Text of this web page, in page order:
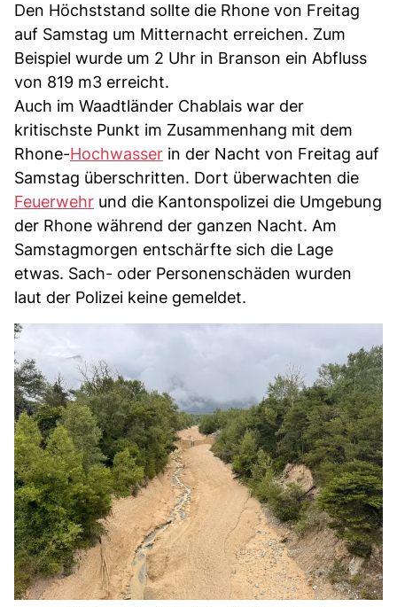
Den Höchststand sollte die Rhone von Freitag
auf Samstag um Mitternacht erreichen. Zum
Beispiel wurde um 2 Uhr in Branson ein Abfluss
von 819 m3 erreicht.
Auch im Waadtländer Chablais war der
kritischste Punkt im Zusammenhang mit dem
Rhone-Hochwasser in der Nacht von Freitag auf
Samstag überschritten. Dort überwachten die
Feuerwehr und die Kantonspolizei die Umgebung
der Rhone während der ganzen Nacht. Am
Samstagmorgen entschärfte sich die Lage
etwas. Sach- oder Personenschäden wurden
laut der Polizei keine gemeldet.